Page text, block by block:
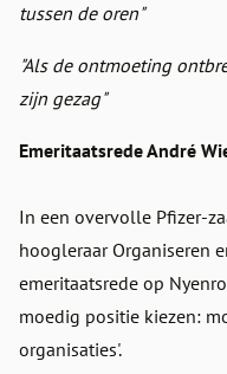
tussen de oren"
"Als de ontmoeting
zijn gezag"
Emeritaatsrede André
In een overvolle Pfizer-
hoogleraar Organiseren
emeritaatsrede op
moedig positie kiezen:
organisaties'.